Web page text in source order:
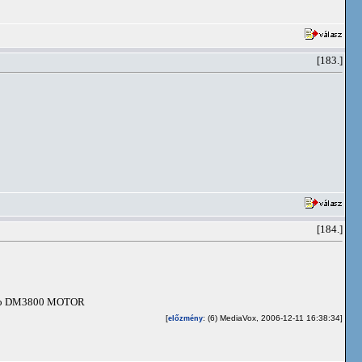
[183.]
[184.]
DM3800 MOTOR
[előzmény: (6) MediaVox, 2006-12-11 16:38:34]